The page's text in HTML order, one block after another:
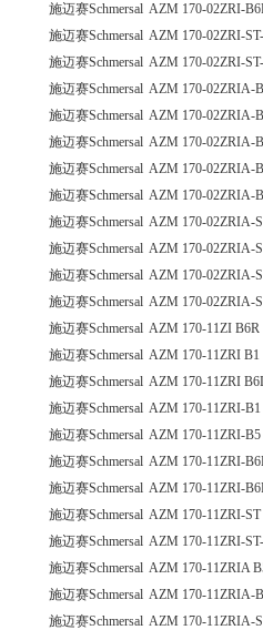
施迈赛Schmersal AZM 170-02ZRI-
施迈赛Schmersal AZM 170-02ZRI-
施迈赛Schmersal AZM 170-02ZRI-
施迈赛Schmersal AZM 170-02ZRIA-
施迈赛Schmersal AZM 170-02ZRIA-
施迈赛Schmersal AZM 170-02ZRIA-
施迈赛Schmersal AZM 170-02ZRIA-
施迈赛Schmersal AZM 170-02ZRIA-
施迈赛Schmersal AZM 170-02ZRIA-
施迈赛Schmersal AZM 170-02ZRIA-
施迈赛Schmersal AZM 170-02ZRIA-
施迈赛Schmersal AZM 170-02ZRIA-
施迈赛Schmersal AZM 170-11ZI
施迈赛Schmersal AZM 170-11ZRI B1
施迈赛Schmersal AZM 170-11ZRI
施迈赛Schmersal AZM 170-11ZRI-
施迈赛Schmersal AZM 170-11ZRI-
施迈赛Schmersal AZM 170-11ZRI-
施迈赛Schmersal AZM 170-11ZRI-
施迈赛Schmersal AZM 170-11ZRI-
施迈赛Schmersal AZM 170-11ZRI-
施迈赛Schmersal AZM 170-11ZRIA
施迈赛Schmersal AZM 170-11ZRIA-
施迈赛Schmersal AZM 170-11ZRIA-